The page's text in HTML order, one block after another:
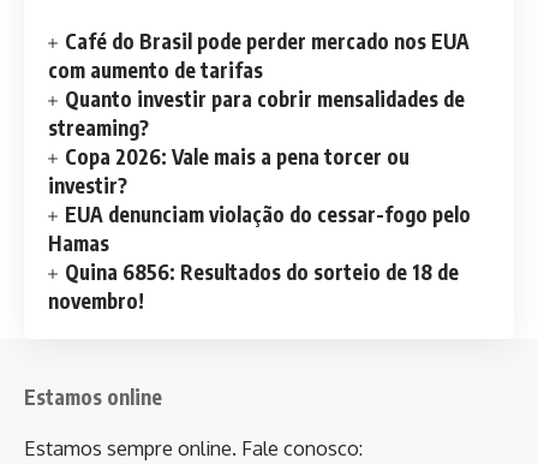
Café do Brasil pode perder mercado nos EUA
com aumento de tarifas
Quanto investir para cobrir mensalidades de
streaming?
Copa 2026: Vale mais a pena torcer ou
investir?
EUA denunciam violação do cessar-fogo pelo
Hamas
Quina 6856: Resultados do sorteio de 18 de
novembro!
Estamos online
Estamos sempre online. Fale conosco: